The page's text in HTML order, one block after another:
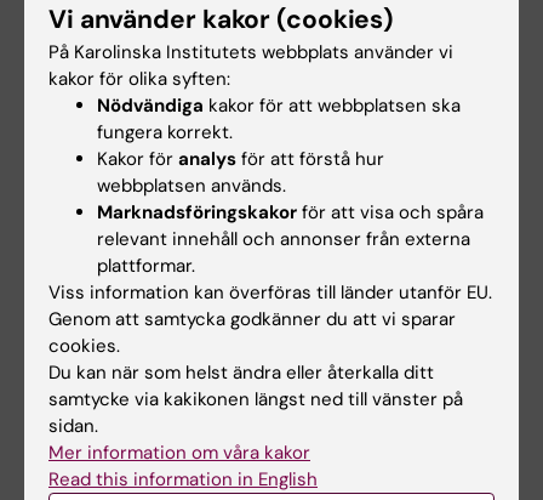
Länkar:
Web of Science
Ihre Fellowship
GI and Hepatology News - Ulcerative proctitis may not raise
rectal cancer risk
Läkartidningen
Svensk kirurgi
Forskningsområden:
Epidemiologi
Folkhälsovetenskap, global hälsa och socialmedicin
Gastroenterologi and hepatologi
Hälso- och sjukvårdsorganisation, hälsopolitik och
hälsoekonomi
Kirurgi
Vi använder kakor (cookies)
På Karolinska Institutets webbplats använder vi
kakor för olika syften:
Nödvändiga kakor för att webbplatsen ska
fungera korrekt.
Kakor för analys för att förstå hur
webbplatsen används.
Marknadsföringskakor för att visa och spåra
relevant innehåll och annonser från externa
plattformar.
Viss information kan överföras till länder utanför EU.
Genom att samtycka godkänner du att vi sparar
cookies.
Du kan när som helst ändra eller återkalla ditt
samtycke via kakikonen längst ned till vänster på
sidan.
Mer information om våra kakor
Read this information in English